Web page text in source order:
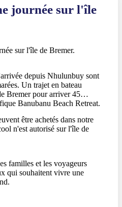
journée sur l'île
sur l'île de Bremer.
depuis Nhulunbuy sont
Un trajet en bateau
Bremer pour arriver 45
Banubanu Beach Retreat.
être achetés dans notre
n'est autorisé sur l'île de
familles et les voyageurs
qui souhaitent vivre une